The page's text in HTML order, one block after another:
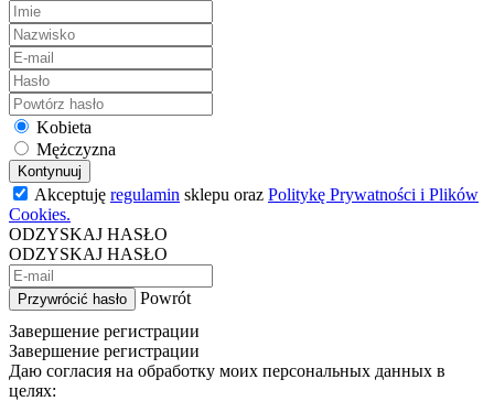
Kobieta
Mężczyzna
Kontynuuj
Akceptuję regulamin sklepu oraz Politykę Prywatności i Plików
Cookies.
ODZYSKAJ HASŁO
ODZYSKAJ HASŁO
Przywrócić hasło
Powrót
Завершение регистрации
Завершение регистрации
Даю согласия на обработку моих персональных данных в
целях: